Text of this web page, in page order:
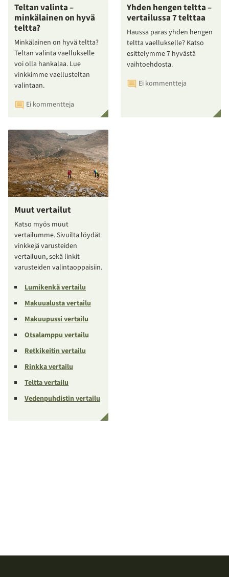
Teltan valinta –
minkälainen on hyvä
teltta?
Minkälainen on hyvä teltta?
Teltan valinta vaellukselle
voi olla hankalaa. Lue
vinkkimme vaellusteltan
valintaan.
Ei kommentteja
Yhden hengen teltta –
vertailussa 7 telttaa
Haussa paras yhden hengen
teltta vaellukselle? Katso
esittelymme 7 hyvästä
vaihtoehdosta.
Ei kommentteja
Muut vertailut
Katso myös muut
vertailumme. Sivuilta löydät
vinkkejä varusteiden
vertailuun, sekä linkit
varusteiden valintaoppaisiin.
Lumikenkä vertailu
Makuualusta vertailu
Makuupussi vertailu
Otsalamppu vertailu
Retkikeitin vertailu
Rinkka vertailu
Teltta vertailu
Vedenpuhdistin vertailu